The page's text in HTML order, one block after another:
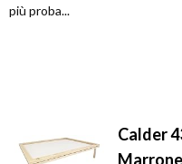
più proba...
Calder
Marrone